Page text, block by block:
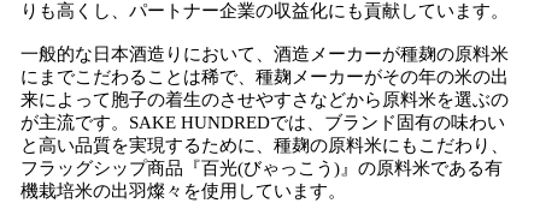
りも高くし、パートナー企業の収益化にも貢献しています。
一般的な日本酒造りにおいて、酒造メーカーが種麹の原料米
にまでこだわることは稀で、種麹メーカーがその年の米の出
来によって胞子の着生のさせやすさなどから原料米を選ぶの
が主流です。SAKE HUNDREDでは、ブランド固有の味わい
と高い品質を実現するために、種麹の原料米にもこだわり、
フラッグシップ商品『百光(びゃっこう)』の原料米である有
機栽培米の出羽燦々を使用しています。